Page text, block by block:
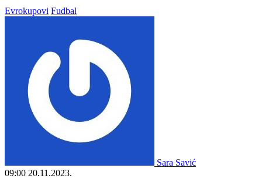
Evrokupovi Fudbal
Sara Savić
09:00 20.11.2023.